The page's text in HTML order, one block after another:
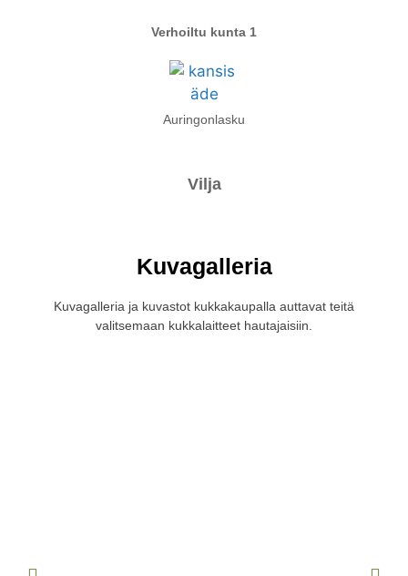
Verhoiltu kunta 1
Auringonlasku
Vilja
Kuvagalleria
Kuvagalleria ja kuvastot kukkakaupalla auttavat teitä
valitsemaan kukkalaitteet hautajaisiin.